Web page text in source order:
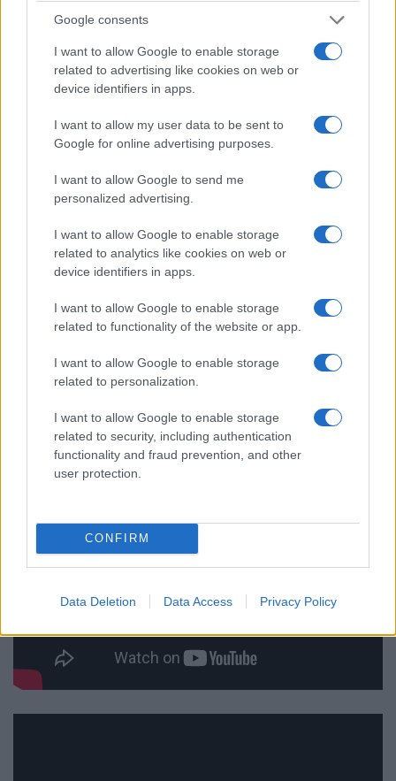
Google consents
I want to allow Google to enable storage
related to advertising like cookies on web or
device identifiers in apps.
I want to allow my user data to be sent to
Google for online advertising purposes.
I want to allow Google to send me
personalized advertising.
I want to allow Google to enable storage
related to analytics like cookies on web or
device identifiers in apps.
I want to allow Google to enable storage
related to functionality of the website or app.
I want to allow Google to enable storage
related to personalization.
I want to allow Google to enable storage
related to security, including authentication
functionality and fraud prevention, and other
user protection.
CONFIRM
Data Deletion Data Access Privacy Policy